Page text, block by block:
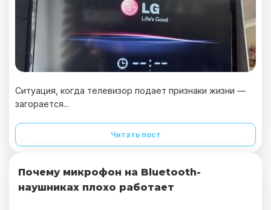
Ситуация, когда телевизор подает признаки жизни —
загорается...
Читать пост
Почему микрофон на Bluetooth-
наушниках плохо работает